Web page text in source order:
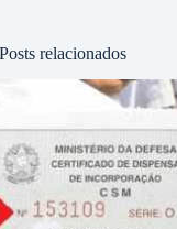
Posts relacionados